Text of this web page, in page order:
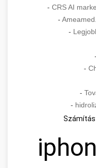
- CRS AI
-
-
-
-
-
-